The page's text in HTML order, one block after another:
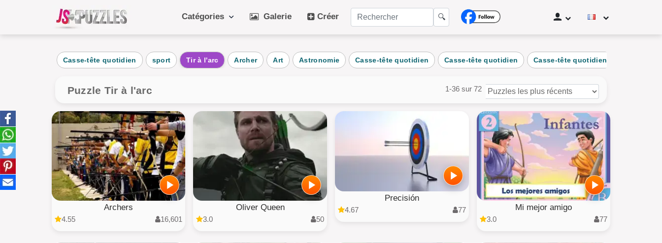
Catégories
Quotidien
Paysage
gâteau
Art
Plante
Architecture
Chat
Puzzles des utilisateurs
Toutes les categories
Galerie Créer 🔍
Casse-tête quotidien sport Tir à l'arc Archer Art Astronomie Casse-tête quotidien Casse-tête quotidien Casse-tête quotidien
Puzzle Tir à l'arc 1-36 sur 72
Archers
4.55 16,601
Oliver Queen
3.0 50
Precisión
4.67 77 Mi mejor amigo
3.0 77